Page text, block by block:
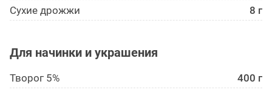
Сухие дрожжи
8 г
Для начинки и украшения
Творог 5%
400 г